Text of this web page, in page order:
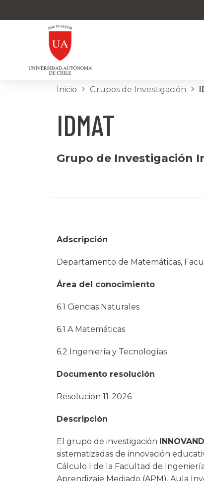
Inicio Grupos de Investigación
IDMAT
Grupo de Investigación
Adscripción
Departamento de Matemáticas,
Área del conocimiento
6.1 Ciencias Naturales
6.1 A Matemáticas
6.2 Ingeniería y Tecnologías
Documento resolución
Resolución 11-2026
Descripción
El grupo de investigación
sistematizadas de innovación
Cálculo I de la Facultad de
Aprendizaje Mediado (APM), Aula